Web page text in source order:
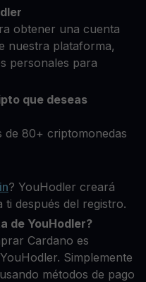
obtener una cuenta
nuestra plataforma,
personales para
que deseas
de 80+ criptomonedas
? YouHodler creará
después del registro.
de YouHodler?
Cardano es
Simplemente
métodos de pago